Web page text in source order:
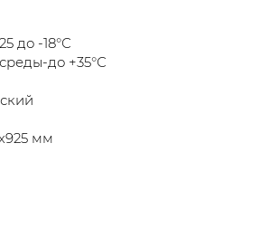
до -18°С
до +35°С
мм